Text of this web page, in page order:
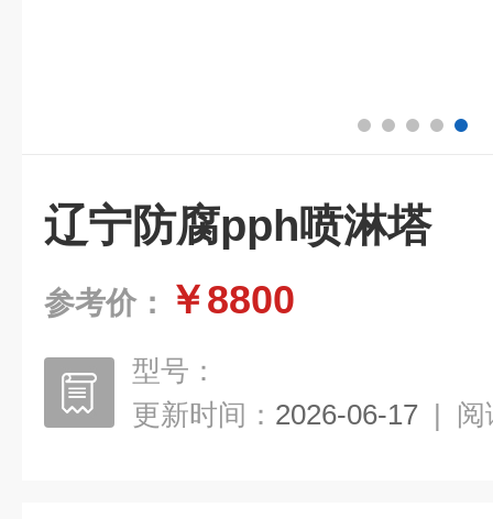
辽宁防腐pph喷淋塔
参考价： ￥8800
型号：
更新时间： 2026-06-17 | 阅